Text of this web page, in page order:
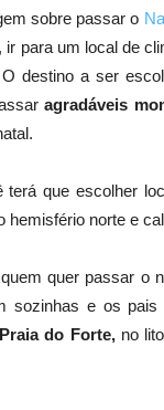
sobre passar o
para um local de
destino a ser
agradáveis
que escolher
norte e
quer passar o
sozinhas e os
do Forte, no